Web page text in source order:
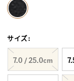
サイズ:
7.0 / 25.0cm